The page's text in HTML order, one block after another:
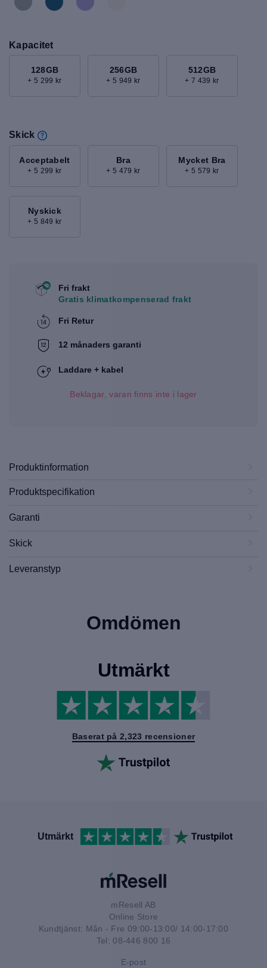
Kapacitet
128GB
+ 5 299 kr
256GB
+ 5 949 kr
512GB
+ 7 439 kr
Skick
Acceptabelt
+ 5 299 kr
Bra
+ 5 479 kr
Mycket Bra
+ 5 579 kr
Nyskick
+ 5 849 kr
Fri frakt
Gratis klimatkompenserad frakt
Fri Retur
12 månaders garanti
Laddare + kabel
Beklagar, varan finns inte i lager
Produktinformation
Produktspecifikation
Garanti
Skick
Leveranstyp
Omdömen
Utmärkt
Baserat på 2,323 recensioner
Utmärkt
mResell AB
Online Store
Kundtjänst: Mån - Fre 09:00-13:00/ 14:00-17:00
Tel: 08-446 800 16
E-post